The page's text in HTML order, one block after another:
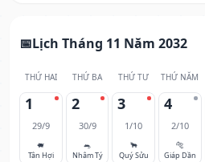
Lịch Tháng 11 Năm 2032
THỨ HAI THỨ BA THỨ TƯ THỨ NĂM
1
29/9
🐖
Tân Hợi
2
30/9
🐀
Nhâm Tý
3
1/10
🐂
Quý Sửu
4
2/10
🐅
Giáp Dần